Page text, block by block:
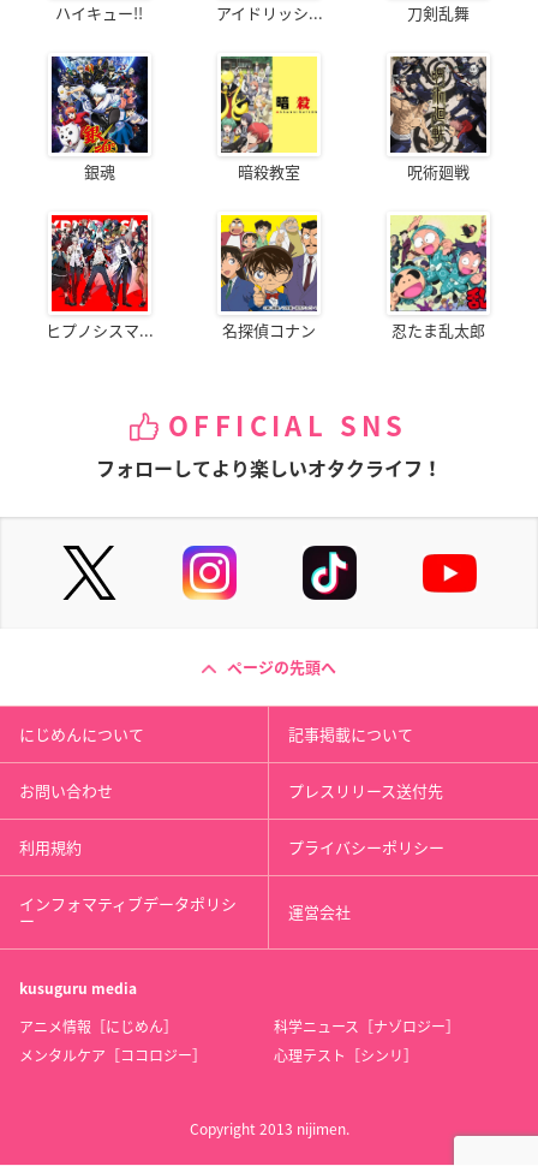
ハイキュー!! アイドリッシ... 刀剣乱舞
銀魂 暗殺教室 呪術廻戦
ヒプノシスマ... 名探偵コナン 忍たま乱太郎
OFFICIAL SNS
フォローしてより楽しいオタクライフ！
ページの先頭へ
にじめんについて 記事掲載について
お問い合わせ プレスリリース送付先
利用規約 プライバシーポリシー
インフォマティブデータポリシ
ー 運営会社
kusuguru media
アニメ情報［にじめん］
科学ニュース［ナゾロジー］
メンタルケア［ココロジー］
心理テスト［シンリ］
Copyright 2013 nijimen.